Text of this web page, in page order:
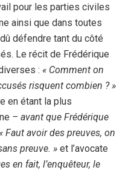
pour les parties civiles
ainsi que dans toutes
défendre tant du côté
Le récit de Frédérique
: « Comment on
risquent combien ? »
en étant la plus
– avant que Frédérique
« Faut avoir des preuves, on
preuve. » et l’avocate
en fait, l’enquêteur, le